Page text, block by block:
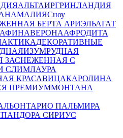
АЛЬТАИРГРИНЛАНДИЯ
АМАЛИЯСноу
БЕРТА АРИЭЛЬАГАТ
АФИНАВЕРОНААФРОДИТА
ДЕКОРАТИВНЫЕ
ИЗУМРУДНАЯ
ЗАСНЕЖЕННАЯ С
СЛИМЛАУРА
КРАСАВИЦАКАРОЛИНА
ПРЕМИУММОНТАНА
ОНТАРИО ПАЛЬМИРА
ПАНДОРА СИРИУС